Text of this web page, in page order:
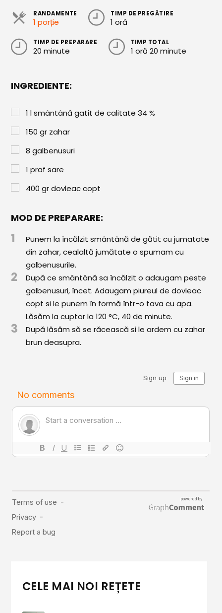
Prăjituri
Conserve
Sirop / Compot
Sosuri și Condimente
Garnituri
Pâine
Paste & Risotto
Patiserie
Pizza
Rețete cu Carne
Rețete Vegetariene
Salate
Sandwichuri și Wraps
Comunitatea
iCooking
Librărie
Adaugă o rețetă
Regulament de postare
CONCURS
RANDAMENTE
1 porție
TIMP DE PREGĂTIRE
1 oră
TIMP DE PREPARARE
20 minute
TIMP TOTAL
1 oră 20 minute
INGREDIENTE:
1 l smântână gatit de calitate 34 %
150 gr zahar
8 galbenusuri
1 praf sare
400 gr dovleac copt
MOD DE PREPARARE:
1
Punem la încălzit smântână de gătit cu jumatate
din zahar, cealaltă jumătate o spumam cu
galbenusurile.
2
După ce smântână sa încălzit o adaugam peste
galbenusuri, încet. Adaugam piureul de dovleac
copt si le punem în formă într-o tava cu apa.
Lăsăm la cuptor la 120 °C, 40 de minute.
3
După lăsăm să se răcească si le ardem cu zahar
brun deasupra.
CELE MAI NOI REȚETE